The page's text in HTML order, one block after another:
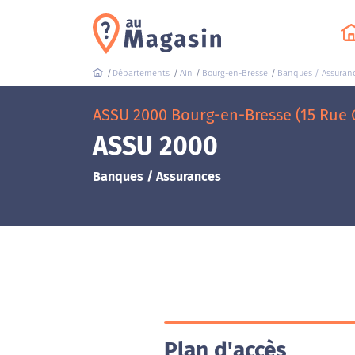
Départements Ain Bourg-en-Bresse Banques /
ASSU 2000 Bourg-en-Bresse (15 Rue
ASSU 2000
Banques / Assurances